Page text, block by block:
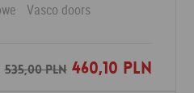
Vasco doors
535,00 PLN460,10 PLN
ulubionych